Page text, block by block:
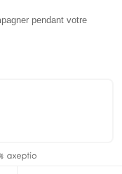
pendant votre